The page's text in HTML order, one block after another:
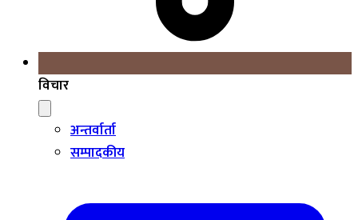
विचार
अन्तर्वार्ता
सम्पादकीय